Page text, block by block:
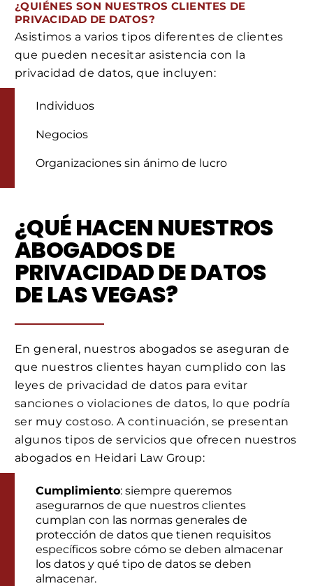
¿QUIÉNES SON NUESTROS CLIENTES DE
PRIVACIDAD DE DATOS?
Asistimos a varios tipos diferentes de clientes
que pueden necesitar asistencia con la
privacidad de datos, que incluyen:
Individuos
Negocios
Organizaciones sin ánimo de lucro
¿QUÉ HACEN NUESTROS
ABOGADOS DE
PRIVACIDAD DE DATOS
DE LAS VEGAS?
En general, nuestros abogados se aseguran de
que nuestros clientes hayan cumplido con las
leyes de privacidad de datos para evitar
sanciones o violaciones de datos, lo que podría
ser muy costoso. A continuación, se presentan
algunos tipos de servicios que ofrecen nuestros
abogados en Heidari Law Group:
Cumplimiento: siempre queremos
asegurarnos de que nuestros clientes
cumplan con las normas generales de
protección de datos que tienen requisitos
específicos sobre cómo se deben almacenar
los datos y qué tipo de datos se deben
almacenar.